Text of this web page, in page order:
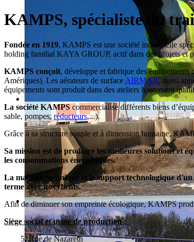
KAMPS, spécialiste du
Fondée en 1919, KAMPS est une société industrielle
holding familial KAYA GROUP, actif dans des projets
KAMPS conçoit, développe et fabrique des
Amériques). Les aérateurs de surface AIRMAX, aussi
équipements sont produit dans des ateliers hautement
La société KAMPS commercialise différents biens
sable, pompes,réducteurs,...).
Grâce à sa structure souple et à dimension humaine,
Sa mission est de produire les meilleures solutions et
les consommations énergétiques.
La maîtrise technique et le support technologique
terme avec nos clients.
Afin de diminuer son empreinte écologique, KAMPS
Siège social et usine de production :
5, Rue de Nazareth